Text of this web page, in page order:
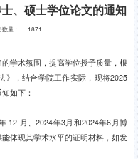
、硕士学位论文的通知
数量： 1871
学术氛围，提高学位授予质量，根
》，结合学院工作实际，现将2025
如下：
12 月、2024年3月和2024年6 月博
体现其学术水平的证明材料，如发